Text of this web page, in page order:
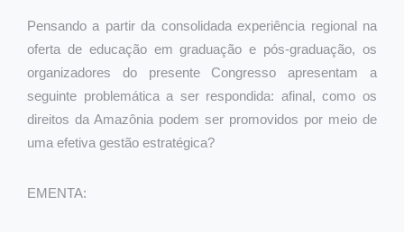
Pensando a partir da consolidada experiência regional na
oferta de educação em graduação e pós-graduação, os
organizadores do presente Congresso apresentam a
seguinte problemática a ser respondida: afinal, como os
direitos da Amazônia podem ser promovidos por meio de
uma efetiva gestão estratégica?
EMENTA: